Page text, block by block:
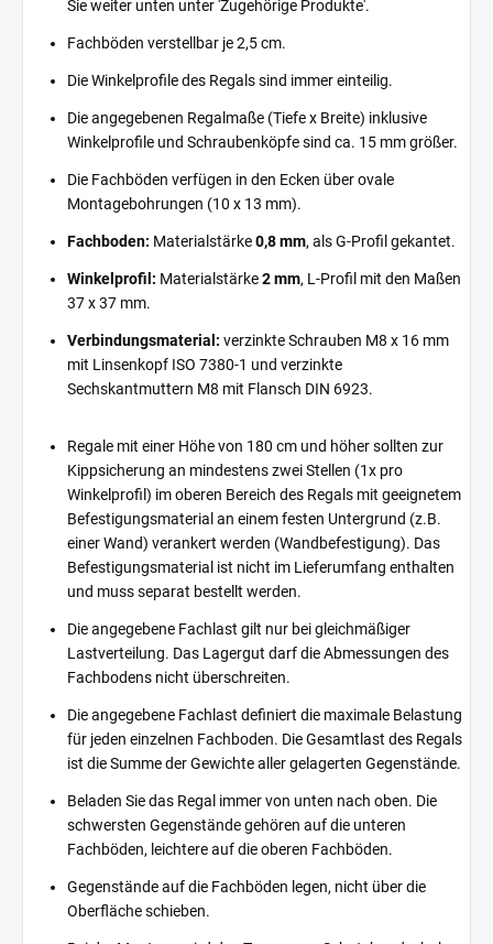
Sie weiter unten unter 'Zugehörige Produkte'.
Fachböden verstellbar je 2,5 cm.
Die Winkelprofile des Regals sind immer einteilig.
Die angegebenen Regalmaße (Tiefe x Breite) inklusive
Winkelprofile und Schraubenköpfe sind ca. 15 mm größer.
Die Fachböden verfügen in den Ecken über ovale
Montagebohrungen (10 x 13 mm).
Fachboden: Materialstärke0,8 mm, als G-Profil gekantet.
Winkelprofil: Materialstärke2 mm, L-Profil mit den Maßen
37 x 37 mm.
Verbindungsmaterial: verzinkte Schrauben M8 x 16 mm
mit Linsenkopf ISO 7380-1 und verzinkte
Sechskantmuttern M8 mit Flansch DIN 6923.
Regale mit einer Höhe von 180 cm und höher sollten zur
Kippsicherung an mindestens zwei Stellen (1x pro
Winkelprofil) im oberen Bereich des Regals mit geeignetem
Befestigungsmaterial an einem festen Untergrund (z.B.
einer Wand) verankert werden (Wandbefestigung). Das
Befestigungsmaterial ist nicht im Lieferumfang enthalten
und muss separat bestellt werden.
Die angegebene Fachlast gilt nur bei gleichmäßiger
Lastverteilung. Das Lagergut darf die Abmessungen des
Fachbodens nicht überschreiten.
Die angegebene Fachlast definiert die maximale Belastung
für jeden einzelnen Fachboden. Die Gesamtlast des Regals
ist die Summe der Gewichte aller gelagerten Gegenstände.
Beladen Sie das Regal immer von unten nach oben. Die
schwersten Gegenstände gehören auf die unteren
Fachböden, leichtere auf die oberen Fachböden.
Gegenstände auf die Fachböden legen, nicht über die
Oberfläche schieben.